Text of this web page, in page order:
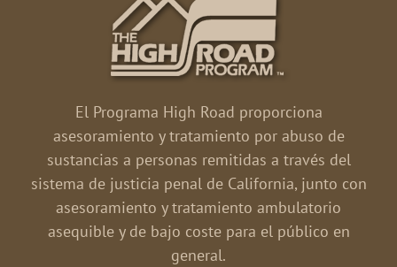
El Programa High Road proporciona
asesoramiento y tratamiento por abuso de
sustancias a personas remitidas a través del
sistema de justicia penal de California, junto con
asesoramiento y tratamiento ambulatorio
asequible y de bajo coste para el público en
general.